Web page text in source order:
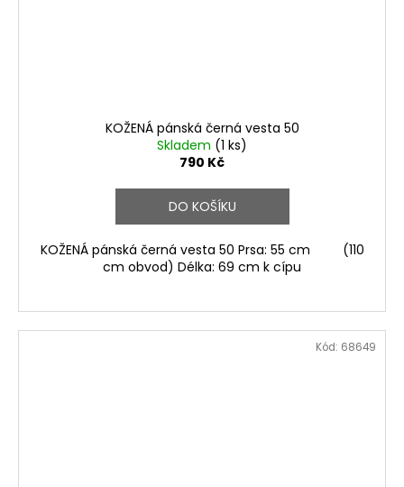
KOŽENÁ pánská černá vesta 50
Skladem (1 ks)
790 Kč
DO KOŠÍKU
KOŽENÁ pánská černá vesta 50 Prsa: 55 cm (110
cm obvod) Délka: 69 cm k cípu
Kód: 68649